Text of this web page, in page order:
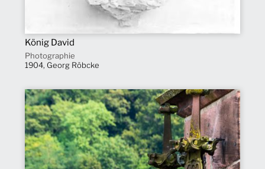
König David
Photographie
1904, Georg Röbcke